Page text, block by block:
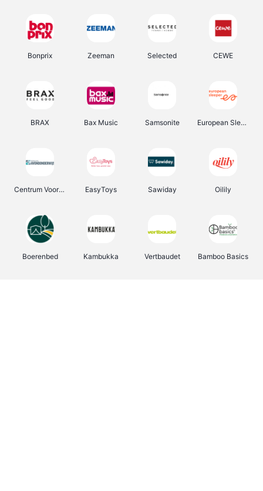
Bonprix Zeeman Selected CEWE
BRAX Bax Music Samsonite European Sleeper
Centrum Voor Avondonderwijs EasyToys Sawiday Oilily
Boerenbed Kambukka Vertbaudet Bamboo Basics